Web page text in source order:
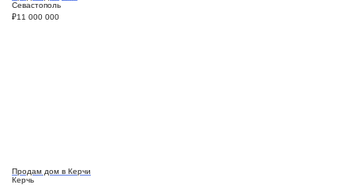
Севастополь
₽11 000 000
Продам дом в Керчи
Керчь